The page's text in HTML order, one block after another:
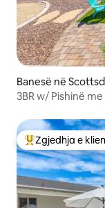
Banesë në
3BR w/ Pishinë
Më të mirat e
Zgjedhja e